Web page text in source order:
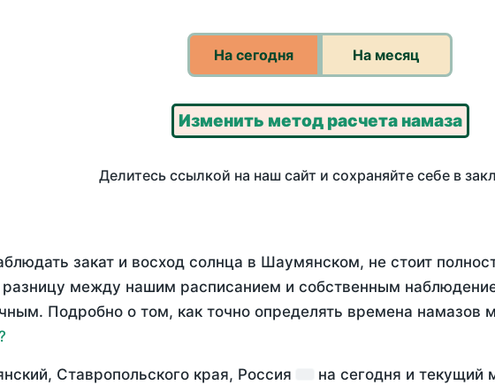
На сегодня На месяц
Изменить метод расчета намаза
Делитесь ссылкой на наш сайт и сохраняйте себе в
закат и восход солнца в Шаумянском, не стоит
между нашим расписанием и собственным
Подробно о том, как точно определять времена намазов
Ставропольского края, Россия на сегодня и текущий